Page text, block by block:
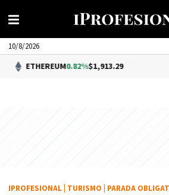
10/8/2026
0.82%$1,913.29
IPROFESIONAL TURISMO PARADA